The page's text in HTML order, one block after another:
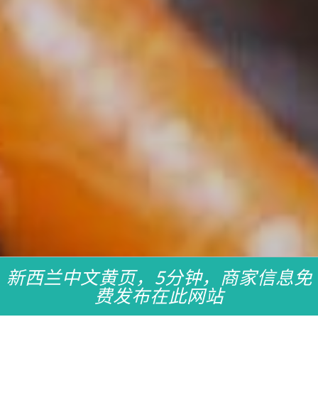
新西兰中文黄页，5分钟，商家信息免
费发布在此网站